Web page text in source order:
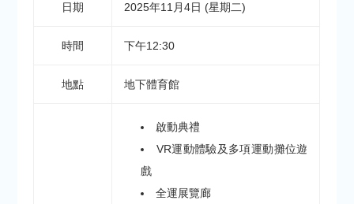
日期 2025年11月4日 (星期二)
時間 下午12:30
地點 地下體育館
啟動典禮
VR運動體驗及多項運動攤位遊
戲
全運展覽廊